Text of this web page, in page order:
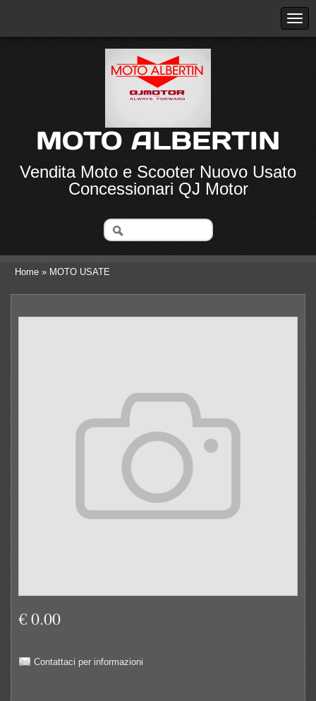
MOTO ALBERTIN
Vendita Moto e Scooter Nuovo Usato
Concessionari QJ Motor
Home » MOTO USATE
€ 0.00
Contattaci per informazioni